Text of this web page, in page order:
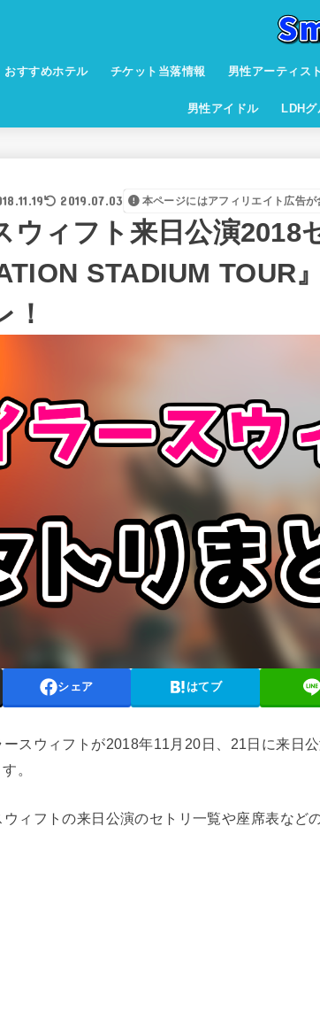
おすすめホテル チケット当落情報 男性アーティスト
男性アイドル LDH
2019.07.03 本ページにはアフィリエイト広告が
ウィフト来日公演2018
STADIUM TOUR
！
シェア はてブ
スウィフトが2018年11月20日、21日に来日
。
ィフトの来日公演のセトリ一覧や座席表など